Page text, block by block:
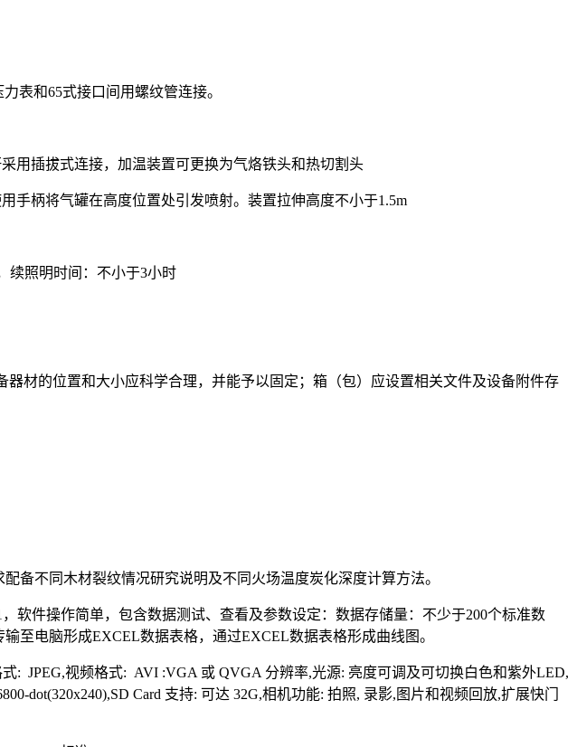
表和65式接口间用螺纹管连接。
用插拔式连接，加温装置可更换为气烙铁头和热切割头
手柄将气罐在高度位置处引发喷射。装置拉伸高度不小于1.5m
续照明时间：不小于3小时
材的位置和大小应科学合理，并能予以固定；箱（包）应设置相关文件及设备附件存
备不同木材裂纹情况研究说明及不同火场温度炭化深度计算方法。
软件操作简单，包含数据测试、查看及参数设定：数据存储量：不少于200个标准数
至电脑形成EXCEL数据表格，通过EXCEL数据表格形成曲线图。
: JPEG,视频格式: AVI :VGA 或 QVGA 分辨率,光源: 亮度可调及可切换白色和紫外LED,
dot(320x240),SD Card 支持: 可达 32G,相机功能: 拍照, 录影,图片和视频回放,扩展快门